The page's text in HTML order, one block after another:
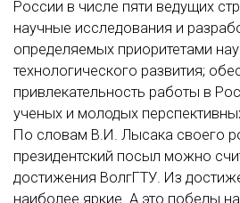
России в числе пяти ведущих
научные исследования и
определяемых приоритетами
технологического развития;
привлекательность работы в
ученых и молодых
По словам В.И. Лысака своего
президентский посыл можно
достижения ВолгГТУ. Из
наиболее яркие. А это победы